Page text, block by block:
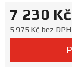
7 230 Kč
5 975 Kč bez DPH